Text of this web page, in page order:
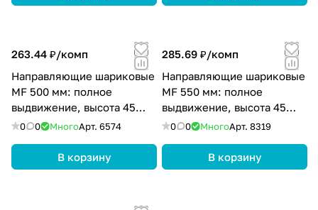
263.44 ₽/комп
Направляющие шариковые
MF 500 мм: полное
выдвижение, высота 45
мм, цвет цинк
0 0 МногоАрт. 6574
В корзину
285.69 ₽/комп
Направляющие шариковые
MF 550 мм: полное
выдвижение, высота 45
мм, цвет цинк
0 0 МногоАрт. 8319
В корзину